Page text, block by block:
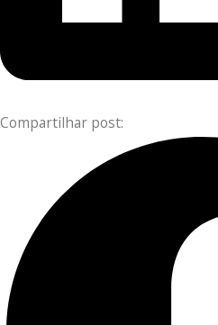
Compartilhar post: